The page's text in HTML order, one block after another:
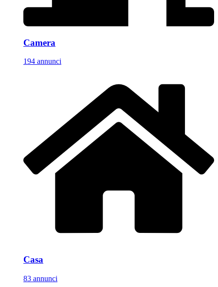
Camera
194 annunci
Casa
83 annunci